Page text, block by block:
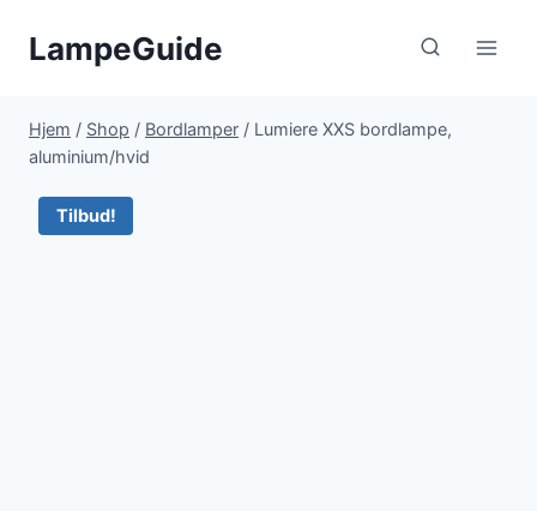
LampeGuide
Hjem / Shop / Bordlamper / Lumiere XXS bordlampe,
aluminium/hvid
Tilbud!